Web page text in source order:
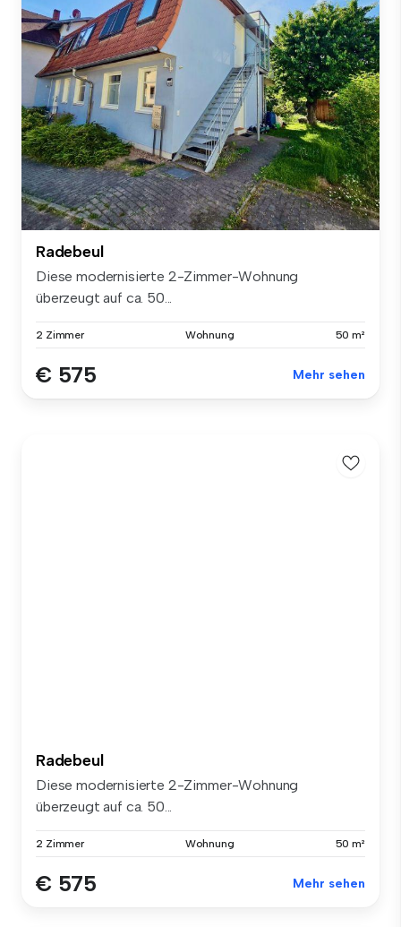
Radebeul
Diese modernisierte 2-Zimmer-Wohnung
überzeugt auf ca. 50...
2 Zimmer Wohnung 50 m²
€ 575 Mehr sehen
Radebeul
Diese modernisierte 2-Zimmer-Wohnung
überzeugt auf ca. 50...
2 Zimmer Wohnung 50 m²
€ 575 Mehr sehen